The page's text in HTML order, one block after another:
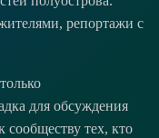
репортажи с
для обсуждения
тех, кто